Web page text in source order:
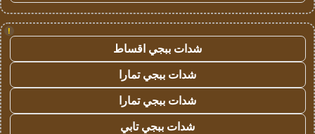
!
شدات ببجي اقساط
شدات ببجي تمارا
شدات ببجي تمارا
شدات ببجي تابي